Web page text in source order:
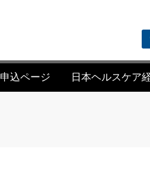
申込ページ 日本ヘルスケア